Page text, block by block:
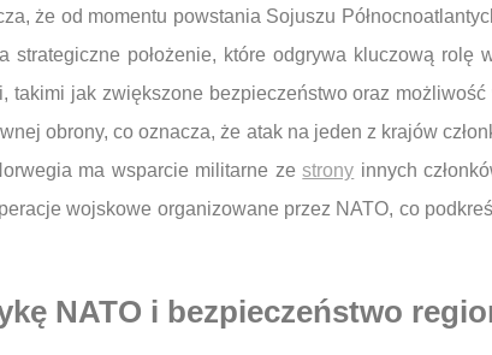
że od momentu powstania Sojuszu
położenie, które odgrywa kluczową rolę
jak zwiększone bezpieczeństwo oraz możliwość
obrony, co oznacza, że atak na jeden z krajów
ma wsparcie militarne zestrony innych
wojskowe organizowane przez NATO, co
NATO i bezpieczeństwo